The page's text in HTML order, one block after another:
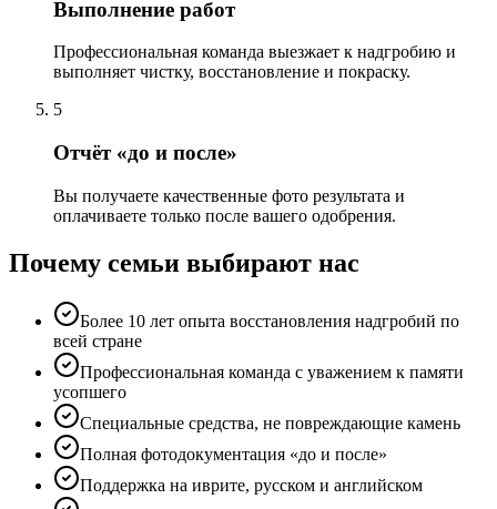
Выполнение работ
Профессиональная команда выезжает к надгробию и
выполняет чистку, восстановление и покраску.
5
Отчёт «до и после»
Вы получаете качественные фото результата и
оплачиваете только после вашего одобрения.
Почему семьи выбирают нас
Более 10 лет опыта восстановления надгробий по
всей стране
Профессиональная команда с уважением к памяти
усопшего
Специальные средства, не повреждающие камень
Полная фотодокументация «до и после»
Поддержка на иврите, русском и английском